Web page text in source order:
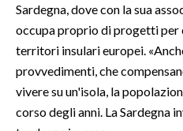
SARDI NEL MONDO
NOTIZIE
Sardegna, dove con la sua
occupa proprio di progetti per
territori insulari europei.
provvedimenti, che
vivere su un'isola, la
corso degli anni. La Sardegna